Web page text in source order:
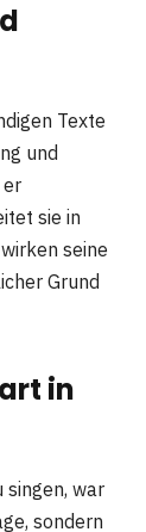
Texte
und
sie in
seine
Grund
in
singen, war
sondern